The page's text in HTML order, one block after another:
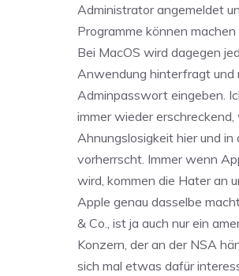
Administrator angemeldet
Programme können
Bei MacOS wird dagegen
Anwendung hinterfragt und
Adminpasswort eingeben.
immer wieder erschreckend,
Ahnungslosigkeit hier und in
vorherrscht. Immer wenn
wird, kommen die Hater an
Apple genau dasselbe
& Co., ist ja auch nur ein
Konzern, der an der NSA
sich mal etwas dafür